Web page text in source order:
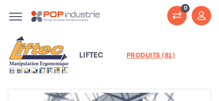
0
LIFTEC PRODUITS (81)